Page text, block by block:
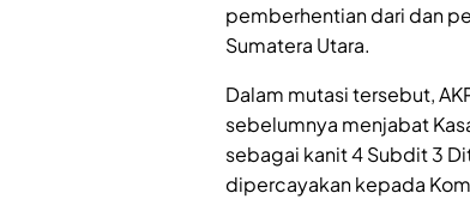
pemberhentian dari dan
Sumatera Utara.
Dalam mutasi tersebut,
sebelumnya menjabat
sebagai kanit 4 Subdit 3
dipercayakan kepada